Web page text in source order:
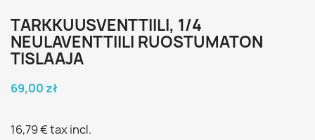
TARKKUUSVENTTIILI, 1/4
NEULAVENTTIILI RUOSTUMATON
TISLAAJA
69,00 zł
16,79 €tax incl.